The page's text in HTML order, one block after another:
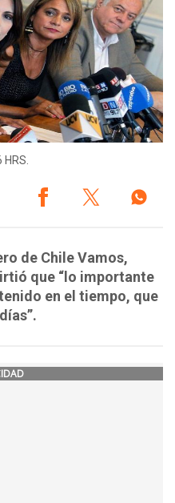
HRS.
de Chile Vamos,
que “lo importante
en el tiempo, que